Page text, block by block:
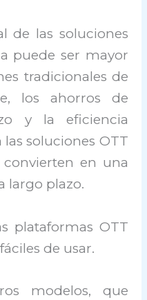
de las soluciones
puede ser mayor
tradicionales de
los ahorros de
y la eficiencia
soluciones OTT
en una
largo plazo.
plataformas OTT
de usar.
modelos, que